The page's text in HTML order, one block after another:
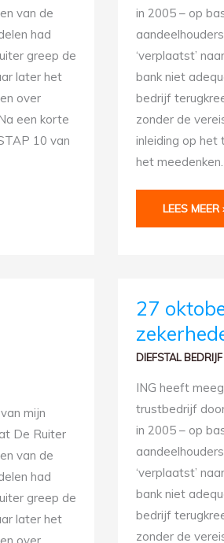
van de
had
greep de
later het
over
een korte
10 van
in 2005 – op
‘verplaatst’
bank niet
bedrijf
zonder de
inleiding op het
het meedenken.
LEES MEER
mijn
De Ruiter
van de
had
greep de
later het
27
DIEFSTAL BEDRIJF
ING heeft
trustbedrijf
in 2005 – op
‘verplaatst’
bank niet
bedrijf
zonder de
OKTOBER
2005:
GEEN